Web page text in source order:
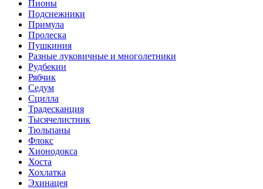
Пионы
Подснежники
Примула
Пролеска
Пушкиния
Разные луковичные и многолетники
Рудбекии
Рябчик
Седум
Сцилла
Традесканция
Тысячелистник
Тюльпаны
Флокс
Хионодокса
Хоста
Хохлатка
Эхинацея